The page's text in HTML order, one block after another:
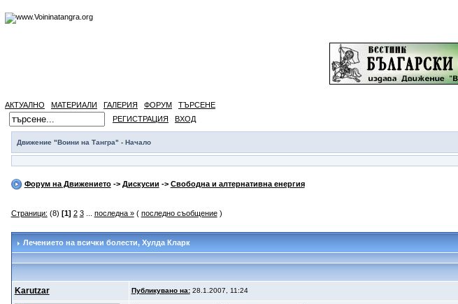
АКТУАЛНО МАТЕРИАЛИ ГАЛЕРИЯ ФОРУМ
ТЪРСЕНЕ
РЕГИСТРАЦИЯ
ВХОД
Движение "Воини на Тангра" - Начало
Форум на Движението-> Дискусии -> Свободна и алтернативна енергия
Страници: (8) [1] 2 3... последна »( последно съобщение)
Лечението на всички болести, Хулда Кларк
Karutzar Публикувано на:28.1.2007, 11:24